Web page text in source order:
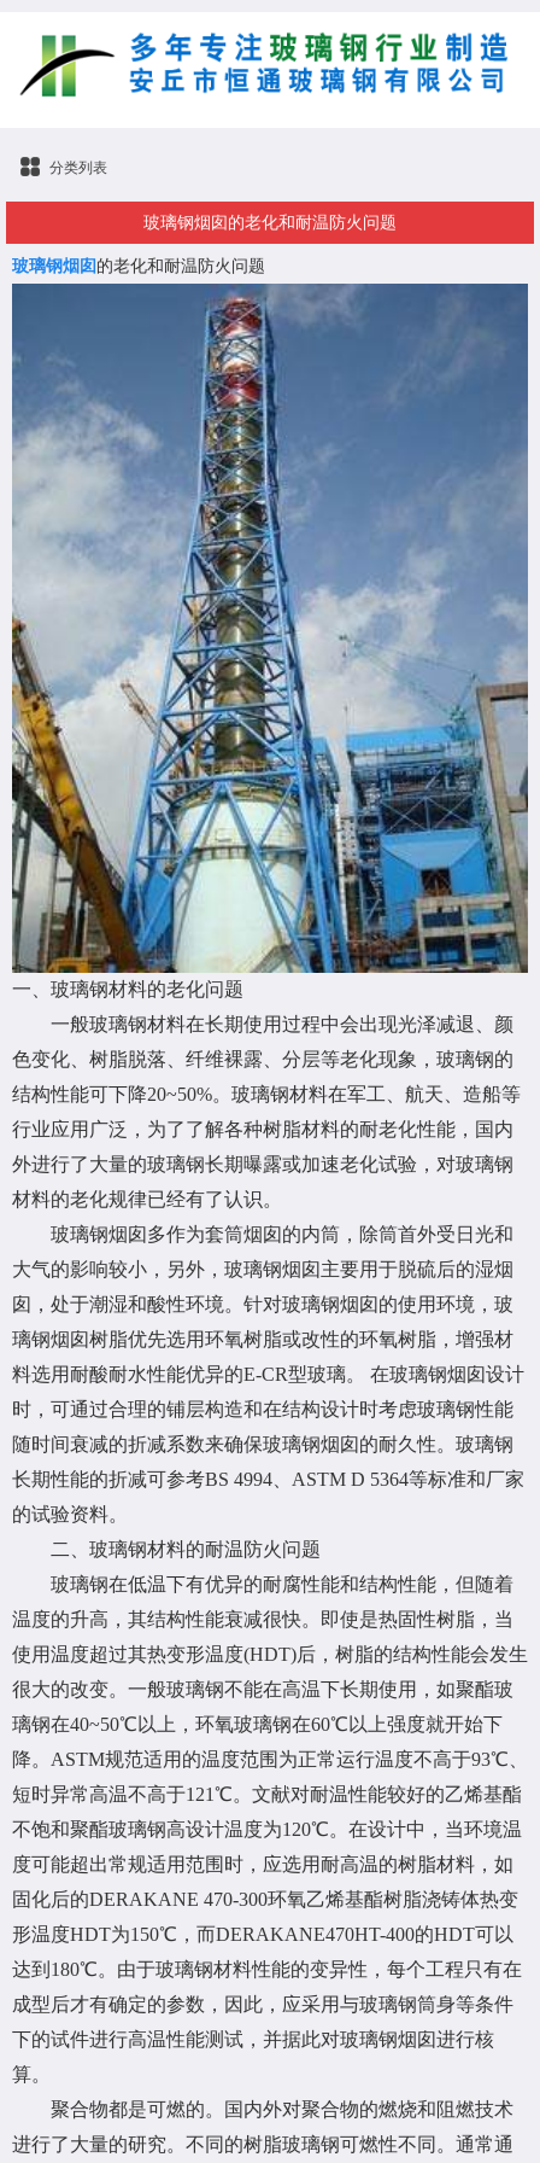
分类列表
玻璃钢烟囱的老化和耐温防火问题
玻璃钢烟囱 的老化和耐温防火问题
一、玻璃钢材料的老化问题
一般玻璃钢材料在长期使用过程中会出现光泽减退、颜
色变化、树脂脱落、纤维裸露、分层等老化现象，玻璃钢的
结构性能可下降20~50%。玻璃钢材料在军工、航天、造船等
行业应用广泛，为了了解各种树脂材料的耐老化性能，国内
外进行了大量的玻璃钢长期曝露或加速老化试验，对玻璃钢
材料的老化规律已经有了认识。
玻璃钢烟囱多作为套筒烟囱的内筒，除筒首外受日光和
大气的影响较小，另外，玻璃钢烟囱主要用于脱硫后的湿烟
囱，处于潮湿和酸性环境。针对玻璃钢烟囱的使用环境，玻
璃钢烟囱树脂优先选用环氧树脂或改性的环氧树脂，增强材
料选用耐酸耐水性能优异的E-CR型玻璃。 在玻璃钢烟囱设计
时，可通过合理的铺层构造和在结构设计时考虑玻璃钢性能
随时间衰减的折减系数来确保玻璃钢烟囱的耐久性。玻璃钢
长期性能的折减可参考BS 4994、ASTM D 5364等标准和厂家
的试验资料。
二、玻璃钢材料的耐温防火问题
玻璃钢在低温下有优异的耐腐性能和结构性能，但随着
温度的升高，其结构性能衰减很快。即使是热固性树脂，当
使用温度超过其热变形温度(HDT)后，树脂的结构性能会发生
很大的改变。一般玻璃钢不能在高温下长期使用，如聚酯玻
璃钢在40~50℃以上，环氧玻璃钢在60℃以上强度就开始下
降。ASTM规范适用的温度范围为正常运行温度不高于93℃、
短时异常高温不高于121℃。文献对耐温性能较好的乙烯基酯
不饱和聚酯玻璃钢高设计温度为120℃。在设计中，当环境温
度可能超出常规适用范围时，应选用耐高温的树脂材料，如
固化后的DERAKANE 470-300环氧乙烯基酯树脂浇铸体热变
形温度HDT为150℃，而DERAKANE470HT-400的HDT可以
达到180℃。由于玻璃钢材料性能的变异性，每个工程只有在
成型后才有确定的参数，因此，应采用与玻璃钢筒身等条件
下的试件进行高温性能测试，并据此对玻璃钢烟囱进行核
算。
聚合物都是可燃的。国内外对聚合物的燃烧和阻燃技术
进行了大量的研究。不同的树脂玻璃钢可燃性不同。通常通